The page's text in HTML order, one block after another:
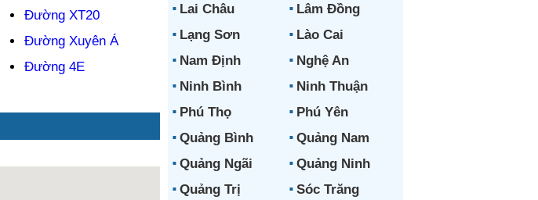
Đường XT20
Đường Xuyên Á
Đường 4E
Lai Châu
Lâm Đồng
Lạng Sơn
Lào Cai
Nam Định
Nghệ An
Ninh Bình
Ninh Thuận
Phú Thọ
Phú Yên
Quảng Bình
Quảng Nam
Quảng Ngãi
Quảng Ninh
Quảng Trị
Sóc Trăng